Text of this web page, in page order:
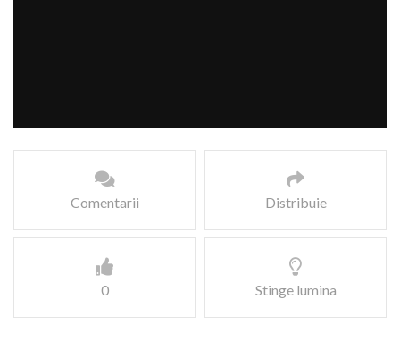
Comentarii Distribuie
0 Stinge lumina